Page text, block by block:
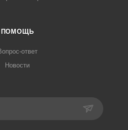
ПОМОЩЬ
ответ
Новости